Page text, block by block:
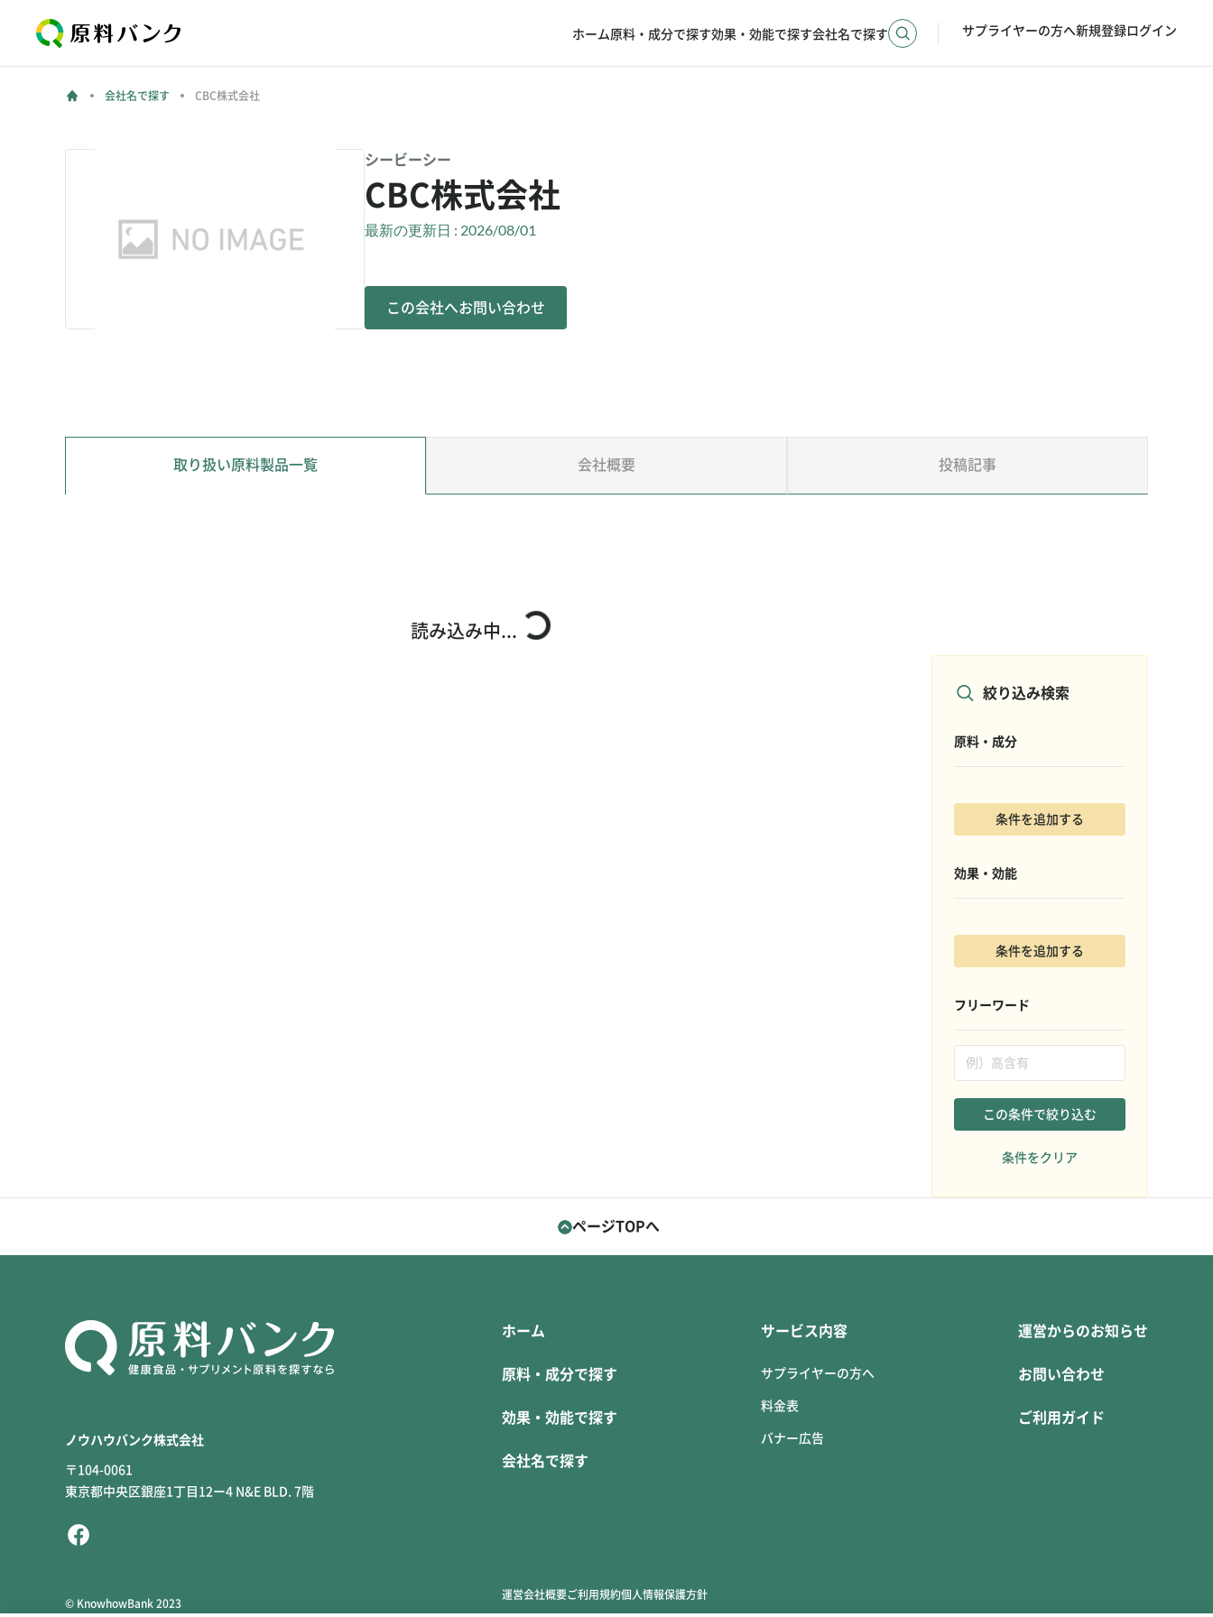
ホーム 原料・成分で探す効果・効能で探す会社名で探す サプライヤーの方へ新規登録ログイン
会社名で探す CBC株式会社
シービーシー
CBC株式会社
最新の更新日 : 2026/08/01
この会社へお問い合わせ
取り扱い原料製品一覧 会社概要 投稿記事
読み込み中...
絞り込み検索
原料・成分
条件を追加する
効果・効能
条件を追加する
フリーワード
この条件で絞り込む
条件をクリア
ページTOPへ
ノウハウバンク株式会社
〒104-0061
東京都中央区銀座1丁目12ー4 N&E BLD. 7階
© KnowhowBank 2023
ホーム
原料・成分で探す
効果・効能で探す
会社名で探す
サービス内容
サプライヤーの方へ
料金表
バナー広告
運営からのお知らせ
お問い合わせ
ご利用ガイド
運営会社概要ご利用規約個人情報保護方針